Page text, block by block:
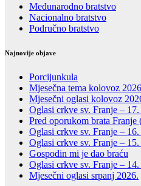
Međunarodno bratstvo
Nacionalno bratstvo
Područno bratstvo
Najnovije objave
Porcijunkula
Mjesečna tema kolovoz
Mjesečni oglasi kolovoz
Oglasi crkve sv. Franje –
Pred oporukom brata Franje
Oglasi crkve sv. Franje –
Oglasi crkve sv. Franje –
Gospodin mi je dao braću
Oglasi crkve sv. Franje –
Mjesečni oglasi srpanj 2026.